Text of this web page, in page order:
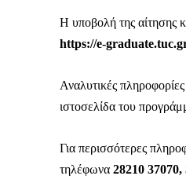
Η υποβολή της αίτησης
https://e-
Αναλυτικές
ιστοσελίδα του
Για περισσότερες
τηλέφωνα 28210 37070,